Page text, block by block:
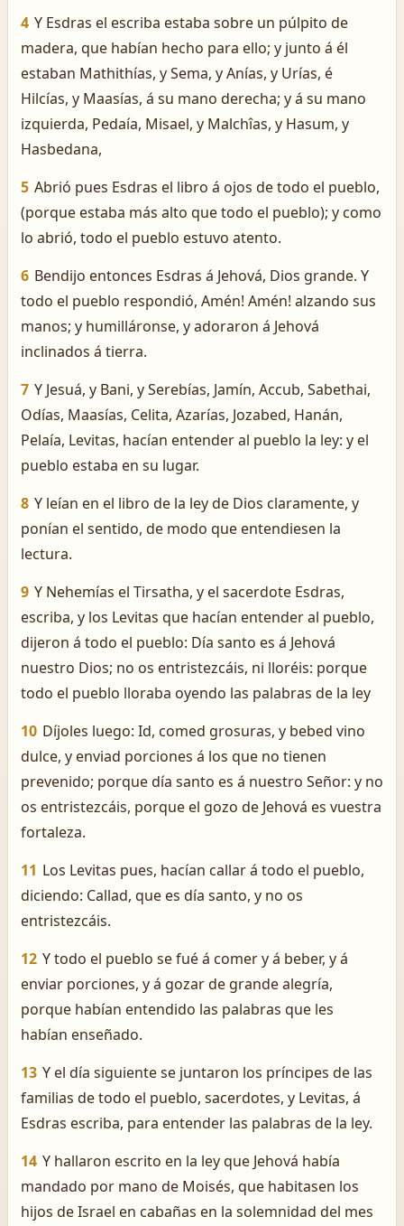
4 Y Esdras el escriba estaba sobre un púlpito de
madera, que habían hecho para ello; y junto á él
estaban Mathithías, y Sema, y Anías, y Urías, é
Hilcías, y Maasías, á su mano derecha; y á su mano
izquierda, Pedaía, Misael, y Malchîas, y Hasum, y
Hasbedana,
5 Abrió pues Esdras el libro á ojos de todo el pueblo,
(porque estaba más alto que todo el pueblo); y como
lo abrió, todo el pueblo estuvo atento.
6 Bendijo entonces Esdras á Jehová, Dios grande. Y
todo el pueblo respondió, ­Amén! ­Amén! alzando sus
manos; y humilláronse, y adoraron á Jehová
inclinados á tierra.
7 Y Jesuá, y Bani, y Serebías, Jamín, Accub, Sabethai,
Odías, Maasías, Celita, Azarías, Jozabed, Hanán,
Pelaía, Levitas, hacían entender al pueblo la ley: y el
pueblo estaba en su lugar.
8 Y leían en el libro de la ley de Dios claramente, y
ponían el sentido, de modo que entendiesen la
lectura.
9 Y Nehemías el Tirsatha, y el sacerdote Esdras,
escriba, y los Levitas que hacían entender al pueblo,
dijeron á todo el pueblo: Día santo es á Jehová
nuestro Dios; no os entristezcáis, ni lloréis: porque
todo el pueblo lloraba oyendo las palabras de la ley
10 Díjoles luego: Id, comed grosuras, y bebed vino
dulce, y enviad porciones á los que no tienen
prevenido; porque día santo es á nuestro Señor: y no
os entristezcáis, porque el gozo de Jehová es vuestra
fortaleza.
11 Los Levitas pues, hacían callar á todo el pueblo,
diciendo: Callad, que es día santo, y no os
entristezcáis.
12 Y todo el pueblo se fué á comer y á beber, y á
enviar porciones, y á gozar de grande alegría,
porque habían entendido las palabras que les
habían enseñado.
13 Y el día siguiente se juntaron los príncipes de las
familias de todo el pueblo, sacerdotes, y Levitas, á
Esdras escriba, para entender las palabras de la ley.
14 Y hallaron escrito en la ley que Jehová había
mandado por mano de Moisés, que habitasen los
hijos de Israel en cabañas en la solemnidad del mes